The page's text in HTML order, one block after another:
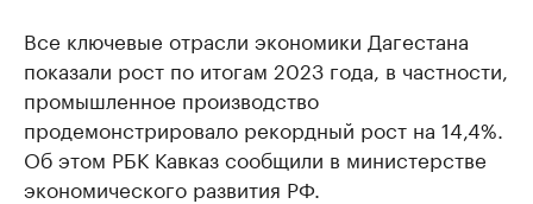
Все ключевые отрасли экономики Дагестана
показали рост по итогам 2023 года, в частности,
промышленное производство
продемонстрировало рекордный рост на 14,4%.
Об этом РБК Кавказ сообщили в министерстве
экономического развития РФ.